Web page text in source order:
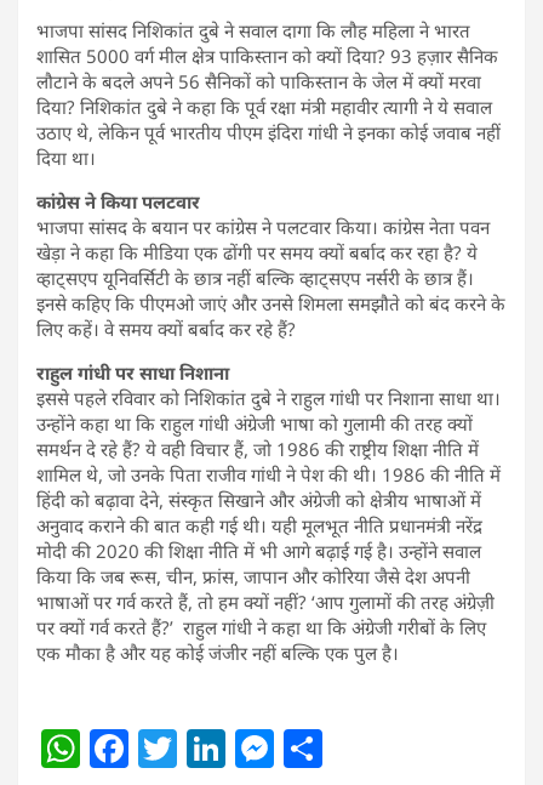
भाजपा सांसद निशिकांत दुबे ने सवाल दागा कि लौह महिला ने भारत
शासित 5000 वर्ग मील क्षेत्र पाकिस्तान को क्यों दिया? 93 हज़ार सैनिक
लौटाने के बदले अपने 56 सैनिकों को पाकिस्तान के जेल में क्यों मरवा
दिया? निशिकांत दुबे ने कहा कि पूर्व रक्षा मंत्री महावीर त्यागी ने ये सवाल
उठाए थे, लेकिन पूर्व भारतीय पीएम इंदिरा गांधी ने इनका कोई जवाब नहीं
दिया था।
कांग्रेस ने किया पलटवार
भाजपा सांसद के बयान पर कांग्रेस ने पलटवार किया। कांग्रेस नेता पवन
खेड़ा ने कहा कि मीडिया एक ढोंगी पर समय क्यों बर्बाद कर रहा है? ये
व्हाट्सएप यूनिवर्सिटी के छात्र नहीं बल्कि व्हाट्सएप नर्सरी के छात्र हैं।
इनसे कहिए कि पीएमओ जाएं और उनसे शिमला समझौते को बंद करने के
लिए कहें। वे समय क्यों बर्बाद कर रहे हैं?
राहुल गांधी पर साधा निशाना
इससे पहले रविवार को निशिकांत दुबे ने राहुल गांधी पर निशाना साधा था।
उन्होंने कहा था कि राहुल गांधी अंग्रेजी भाषा को गुलामी की तरह क्यों
समर्थन दे रहे हैं? ये वही विचार हैं, जो 1986 की राष्ट्रीय शिक्षा नीति में
शामिल थे, जो उनके पिता राजीव गांधी ने पेश की थी। 1986 की नीति में
हिंदी को बढ़ावा देने, संस्कृत सिखाने और अंग्रेजी को क्षेत्रीय भाषाओं में
अनुवाद कराने की बात कही गई थी। यही मूलभूत नीति प्रधानमंत्री नरेंद्र
मोदी की 2020 की शिक्षा नीति में भी आगे बढ़ाई गई है। उन्होंने सवाल
किया कि जब रूस, चीन, फ्रांस, जापान और कोरिया जैसे देश अपनी
भाषाओं पर गर्व करते हैं, तो हम क्यों नहीं? ‘आप गुलामों की तरह अंग्रेज़ी
पर क्यों गर्व करते हैं?’ राहुल गांधी ने कहा था कि अंग्रेजी गरीबों के लिए
एक मौका है और यह कोई जंजीर नहीं बल्कि एक पुल है।
W F T Li M